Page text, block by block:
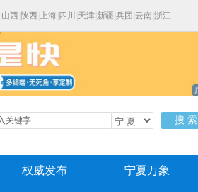
山西 陕西 上海 四川 天津 新疆 兵团 云南 浙江
搜 索
权威发布 宁夏万象